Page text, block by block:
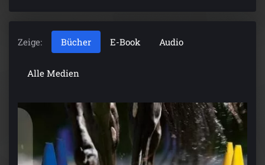
Zeige: Bücher E-Book Audio
Alle Medien